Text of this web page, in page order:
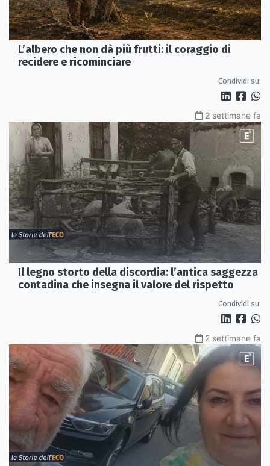
L’albero che non dà più frutti: il coraggio di
recidere e ricominciare
Condividi su:
2 settimane fa
Il legno storto della discordia: l’antica saggezza
contadina che insegna il valore del rispetto
Condividi su:
2 settimane fa